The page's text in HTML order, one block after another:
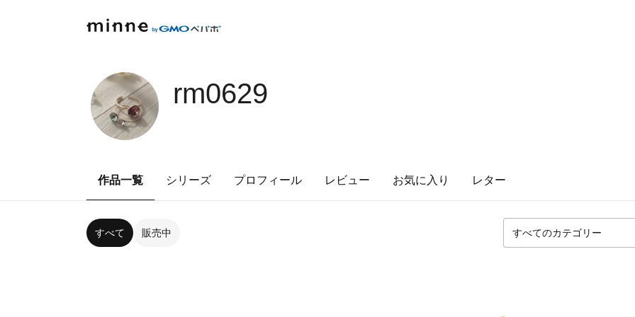
rm0629
作品一覧 シリーズ プロフィール レビュー お気に入り レター
すべて 販売中